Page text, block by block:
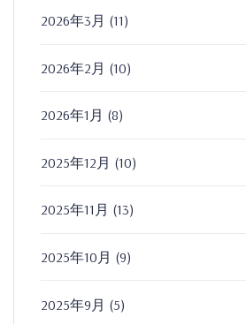
2026年3月 (11)
2026年2月 (10)
2026年1月 (8)
2025年12月 (10)
2025年11月 (13)
2025年10月 (9)
2025年9月 (5)